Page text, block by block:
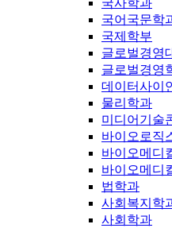
국사학과
국어국문학
국제학부
글로벌경영
글로벌경영
데이터사이
물리학과
미디어기술
바이오로직
바이오메디
바이오메디
법학과
사회복지학
사회학과